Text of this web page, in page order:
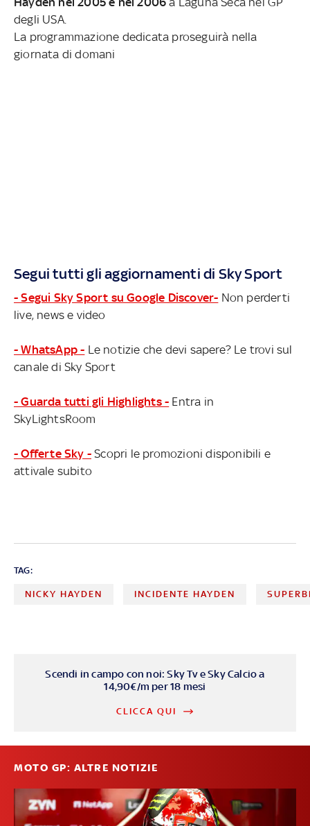
degli USA.
La programmazione dedicata proseguirà nella
giornata di domani
Segui tutti gli aggiornamenti di Sky Sport
- Segui Sky Sport su Google Discover- Non perderti
live, news e video
- WhatsApp - Le notizie che devi sapere? Le trovi sul
canale di Sky Sport
- Guarda tutti gli Highlights - Entra in
SkyLightsRoom
- Offerte Sky - Scopri le promozioni disponibili e
attivale subito
TAG:
NICKY HAYDEN INCIDENTE HAYDEN
Scendi in campo con noi: Sky Tv e Sky Calcio a
14,90€/m per 18 mesi
CLICCA QUI
MOTO GP: ALTRE NOTIZIE